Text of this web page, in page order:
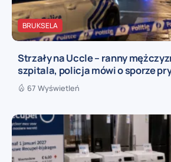
BRUKSELA
Strzały na Uccle – ranny
szpitala, policja mówi o sporze
67 Wyświetleń